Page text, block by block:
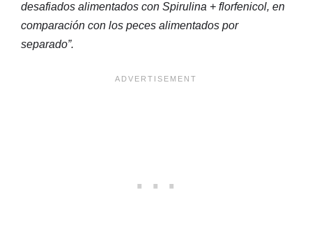
desafiados alimentados con Spirulina + florfenicol, en
comparación con los peces alimentados por
separado”.